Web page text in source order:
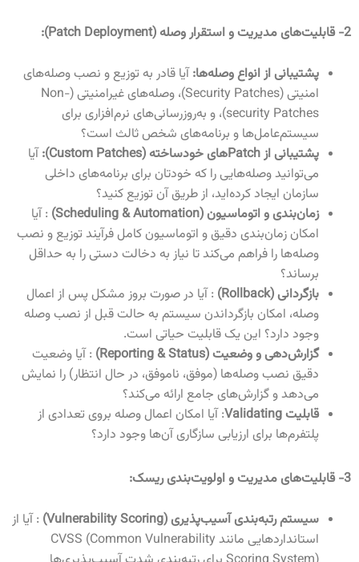
2- قابلیت‌های مدیریت و استقرار وصله (Patch Deployment)
:
پشتیبانی از انواع وصله‌ها:آیا قادر به توزیع و نصب وصله‌های
امنیتی(Security Patches) ، وصله‌های غیرامنیتی (Non-
security Patches) ، و به‌روزرسانی‌های نرم‌افزاری برای
سیستم‌عامل‌ها و برنامه‌های شخص ثالث است؟
پشتیبانی از
های خودساخته (Custom Patches)
:آیا
می‌توانید وصله‌هایی را که خودتان برای برنامه‌های داخلی
سازمان ایجاد کرده‌اید، از طریق آن توزیع کنید؟
زمان‌بندی و اتوماسیون(Scheduling & Automation)
: آیا
امکان زمان‌بندی دقیق و اتوماسیون کامل فرآیند توزیع و نصب
وصله‌ها را فراهم می‌کند تا نیاز به دخالت دستی را به حداقل
برساند؟
بازگردانی(Rollback)
: آیا در صورت بروز مشکل پس از اعمال
وصله، امکان بازگرداندن سیستم به حالت قبل از نصب وصله
وجود دارد؟ این یک قابلیت حیاتی است.
گزارش‌دهی و وضعیت(Reporting & Status)
: آیا وضعیت
دقیق نصب وصله‌ها (موفق، ناموفق، در حال انتظار) را نمایش
می‌دهد و گزارش‌های جامع ارائه می‌کند؟
قابلیتValidating: آیا امکان اعمال وصله بروی تعدادی از
پلتفرم‌ها برای ارزیابی سازگاری آن‌ها وجود دارد؟
3- قابلیت‌های مدیریت و اولویت‌بندی ریسک:
سیستم رتبه‌بندی آسیب‌پذیری(Vulnerability Scoring)
: آیا از
استانداردهایی مانند CVSS (Common Vulnerability